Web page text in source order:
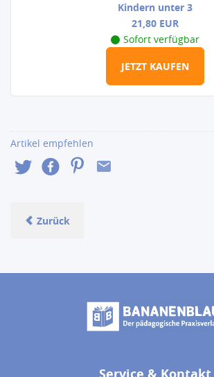
Kindern unter 3
21,80 EUR
Sofort verfügbar
JETZT KAUFEN
Artikel empfehlen
Zurück
Service & Kontakt